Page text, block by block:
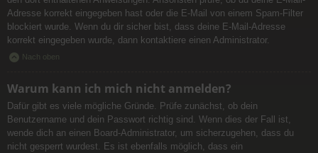
Adresse korrekt eingegeben hast oder die E-Mail von einem Spam-Filter
blockiert wurde. Wenn du dir sicher bist, dass deine E-Mail-Adresse
korrekt eingegeben wurde, dann kontaktiere einen Administrator.
Nach oben
Warum kann ich mich nicht anmelden?
Dafür gibt es viele mögliche Gründe. Prüfe zunächst, ob dein
Benutzername und dein Passwort richtig sind. Wenn dies der Fall ist,
wende dich an einen Board-Administrator, um sicherzugehen, dass du
nicht gesperrt wurdest. Es ist ebenfalls möglich, dass ein